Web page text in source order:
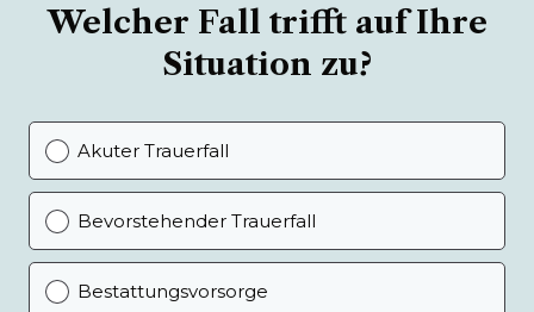
Welcher Fall trifft auf Ihre
Situation zu?
Akuter Trauerfall
Bevorstehender Trauerfall
Bestattungsvorsorge